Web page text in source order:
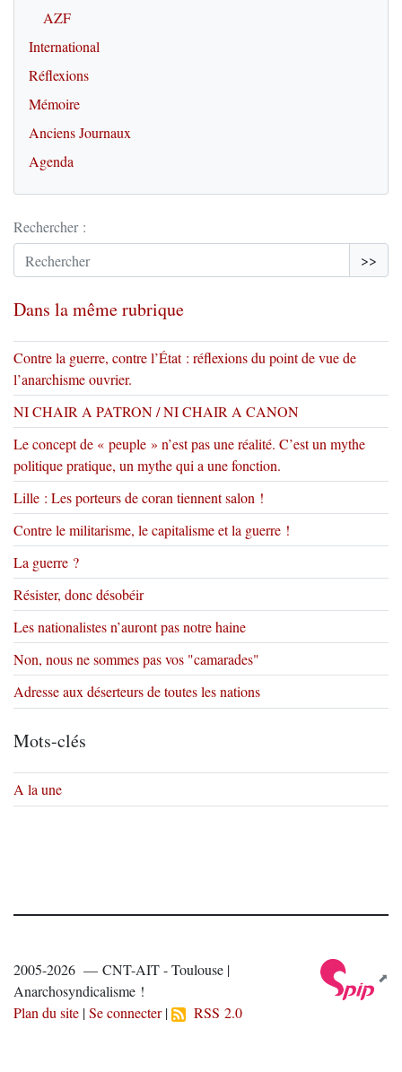
AZF
International
Réflexions
Mémoire
Anciens Journaux
Agenda
Rechercher :
>>
Dans la même rubrique
Contre la guerre, contre l’État : réflexions du point de vue de
l’anarchisme ouvrier.
NI CHAIR A PATRON / NI CHAIR A CANON
Le concept de « peuple » n’est pas une réalité. C’est un mythe
politique pratique, un mythe qui a une fonction.
Lille : Les porteurs de coran tiennent salon !
Contre le militarisme, le capitalisme et la guerre !
La guerre ?
Résister, donc désobéir
Les nationalistes n’auront pas notre haine
Non, nous ne sommes pas vos "camarades"
Adresse aux déserteurs de toutes les nations
Mots-clés
A la une
2005-2026 — CNT-AIT - Toulouse |
Anarchosyndicalisme !
Plan du site |Se connecter| RSS 2.0